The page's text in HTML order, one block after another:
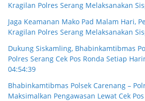
Kragilan Polres Serang Melaksanakan
Jaga Keamanan Mako Pad Malam Hari,
Kragilan Polres Serang Melaksanakan
Dukung Siskamling, Bhabinkamtibmas
Polres Serang Cek Pos Ronda Setiap
04:54:39
Bhabinkamtibmas Polsek Carenang –
Maksimalkan Pengawasan Lewat Cek